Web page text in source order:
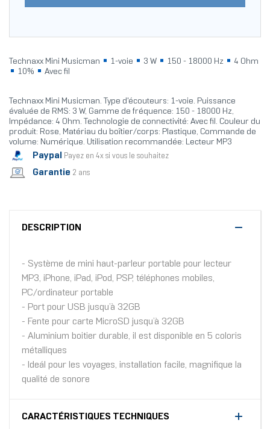
Technaxx Mini Musicman 1-voie 3 W 150 - 18000 Hz
4 Ohm
10%
Avec fil
Technaxx Mini Musicman. Type d'écouteurs: 1-voie. Puissance
évaluée de RMS: 3 W, Gamme de fréquence: 150 - 18000 Hz,
Impédance: 4 Ohm. Technologie de connectivité: Avec fil. Couleur du
produit: Rose, Matériau du boîtier/corps: Plastique, Commande de
volume: Numérique. Utilisation recommandée: Lecteur MP3
Paypal Payez en 4x si vous le souhaitez
Garantie 2 ans
DESCRIPTION
- Système de mini haut-parleur portable pour lecteur
MP3, iPhone, iPad, iPod, PSP, téléphones mobiles,
PC/ordinateur portable
- Port pour USB jusqu’à 32GB
- Fente pour carte MicroSD jusqu’à 32GB
- Aluminium boitier durable, il est disponible en 5 coloris
métalliques
- Ideál pour les voyages, installation facile, magnifique la
qualité de sonore
CARACTÉRISTIQUES TECHNIQUES